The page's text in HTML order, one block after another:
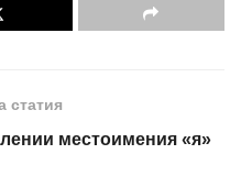
статия
местоимения «я»